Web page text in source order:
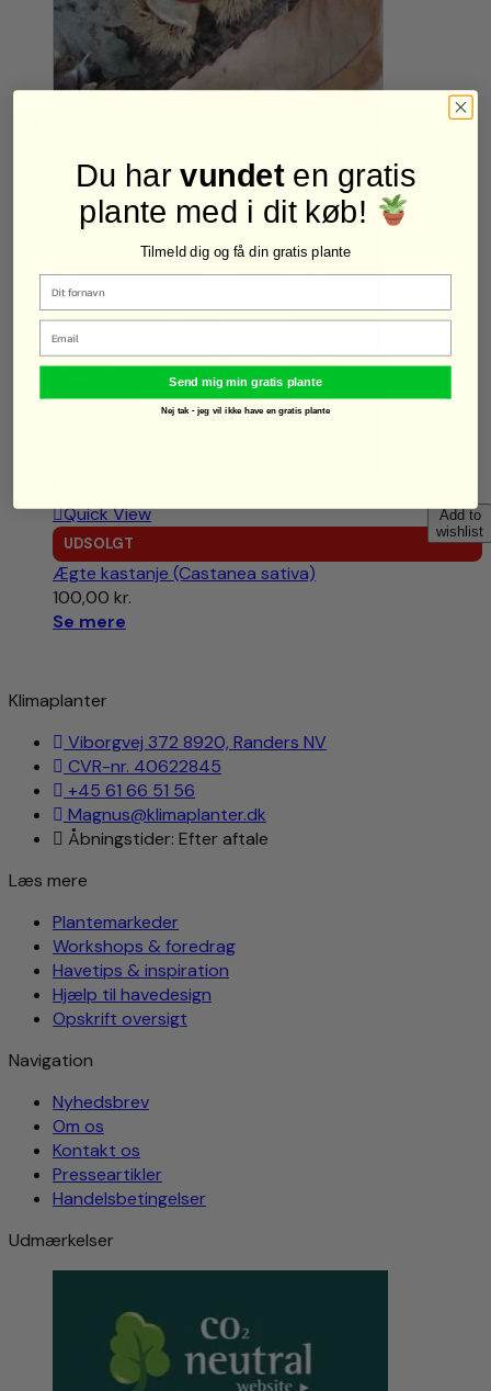
Add to
wishlist
Quick View
UDSOLGT
Ægte kastanje (Castanea sativa)
100,00 kr.
Se mere
Klimaplanter
Viborgvej 372 8920, Randers NV
CVR-nr. 40622845
+45 61 66 51 56
Magnus@klimaplanter.dk
Åbningstider: Efter aftale
Læs mere
Plantemarkeder
Workshops & foredrag
Havetips & inspiration
Hjælp til havedesign
Opskrift oversigt
Navigation
Nyhedsbrev
Om os
Kontakt os
Presseartikler
Handelsbetingelser
Udmærkelser
Du harvundeten gratis
plante med i dit køb!
Tilmeld dig og få din gratis plante
Send mig min gratis plante
Nej tak - jeg vil ikke have en gratis plante